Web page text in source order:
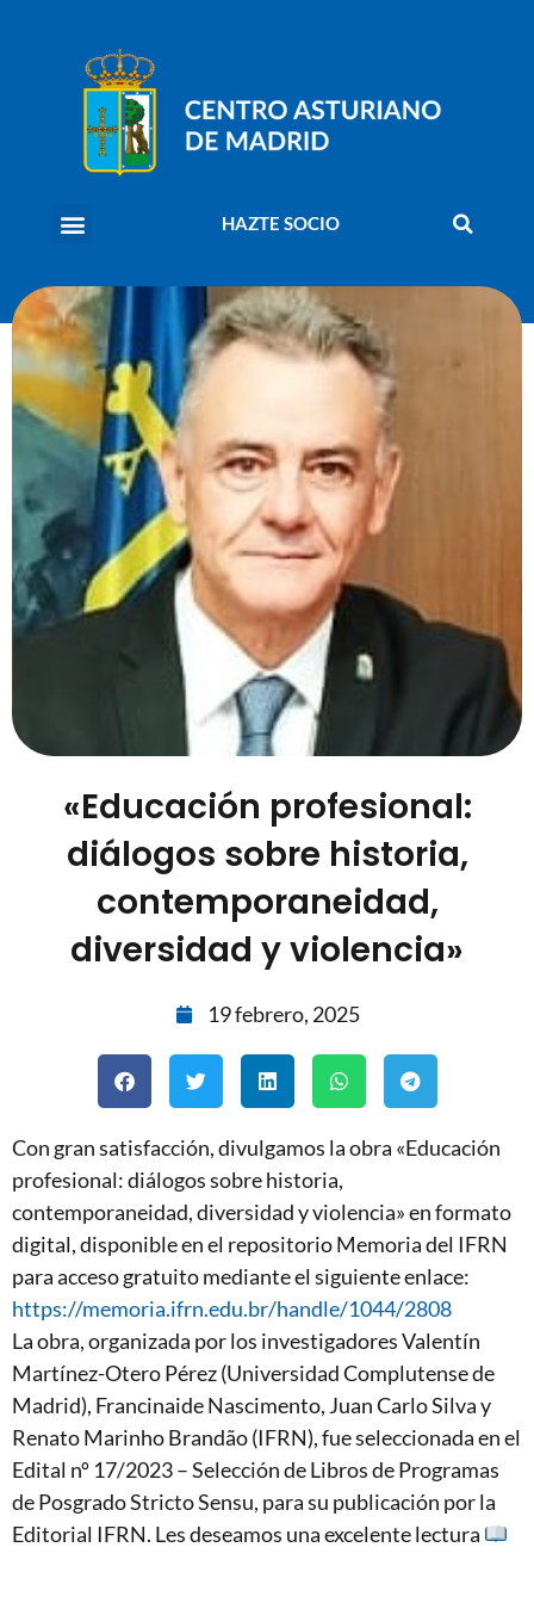
HAZTE SOCIO
«Educación profesional:
diálogos sobre historia,
contemporaneidad,
diversidad y violencia»
19 febrero, 2025
Con gran satisfacción, divulgamos la obra «Educación
profesional: diálogos sobre historia,
contemporaneidad, diversidad y violencia» en formato
digital, disponible en el repositorio Memoria del IFRN
para acceso gratuito mediante el siguiente enlace:
https://memoria.ifrn.edu.br/handle/1044/2808
La obra, organizada por los investigadores Valentín
Martínez-Otero Pérez (Universidad Complutense de
Madrid), Francinaide Nascimento, Juan Carlo Silva y
Renato Marinho Brandão (IFRN), fue seleccionada en el
Edital nº 17/2023 – Selección de Libros de Programas
de Posgrado Stricto Sensu, para su publicación por la
Editorial IFRN. Les deseamos una excelente lectura